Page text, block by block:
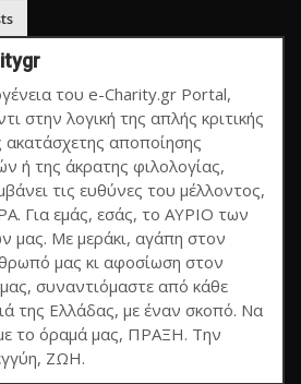
του e-Charity.gr Portal,
στην λογική της απλής κριτικής
ακατάσχετης αποποίησης
ή της άκρατης φιλολογίας,
τις ευθύνες του μέλλοντος,
Για εμάς, εσάς, το ΑΥΡΙΟ των
μας. Με μεράκι, αγάπη στον
μας κι αφοσίωση στον
συναντιόμαστε από κάθε
της Ελλάδας, με έναν σκοπό. Να
το όραμά μας, ΠΡΑΞΗ. Την
ΖΩΗ.